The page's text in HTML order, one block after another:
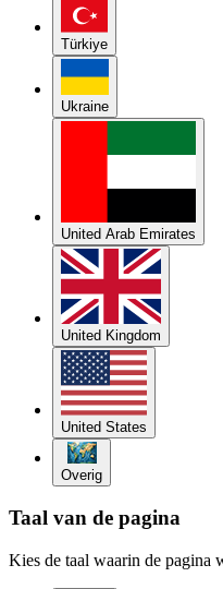
Türkiye
Ukraine
United Arab Emirates
United Kingdom
United States
Overig
Taal van de pagina
Kies de taal waarin de pagina